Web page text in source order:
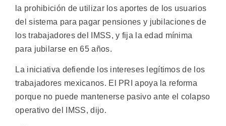
la prohibición de utilizar los aportes de los usuarios
del sistema para pagar pensiones y jubilaciones de
los trabajadores del IMSS, y fija la edad mínima
para jubilarse en 65 años.
La iniciativa defiende los intereses legítimos de los
trabajadores mexicanos. El PRI apoya la reforma
porque no puede mantenerse pasivo ante el colapso
operativo del IMSS, dijo.